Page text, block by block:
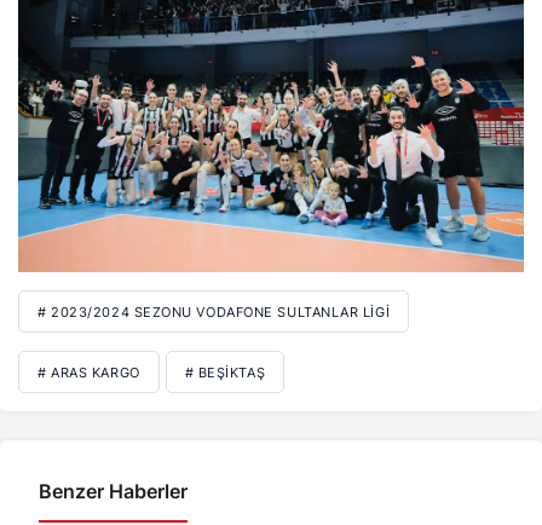
# 2023/2024 SEZONU VODAFONE SULTANLAR LIGI
# ARAS KARGO # BEŞIKTAŞ
Benzer Haberler